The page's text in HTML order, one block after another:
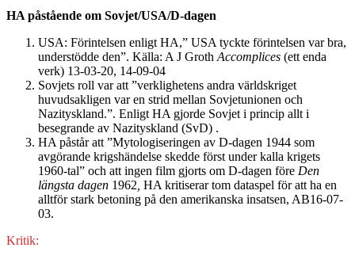
HA påstående om Sovjet/USA/D-dagen
USA: Förintelsen enligt HA,” USA tyckte förintelsen var bra,
understödde den”. Källa: A J Groth Accomplices (ett enda
verk) 13-03-20, 14-09-04
Sovjets roll var att ”verklighetens andra världskriget
huvudsakligen var en strid mellan Sovjetunionen och
Nazityskland.”. Enligt HA gjorde Sovjet i princip allt i
besegrande av Nazityskland (SvD) .
HA påstår att ”Mytologiseringen av D-dagen 1944 som
avgörande krigshändelse skedde först under kalla krigets
1960-tal” och att ingen film gjorts om D-dagen före Den
längsta dagen 1962 HA kritiserar tom dataspel för att ha en
alltför stark betoning på den amerikanska insatsen, AB16-07-
03.
Kritik: